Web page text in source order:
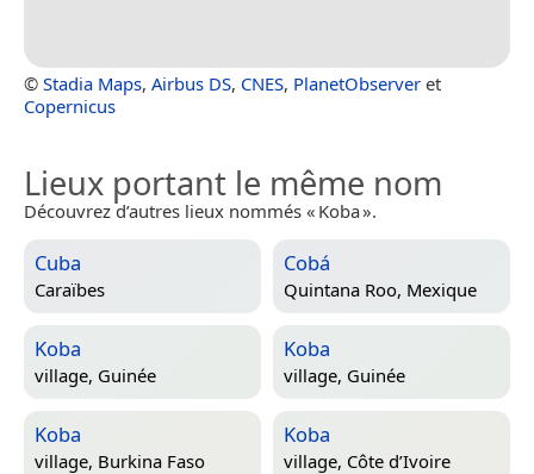
© Stadia Maps, Airbus DS, CNES, PlanetObserver et
Copernicus
Lieux portant le même nom
Découvrez d’autres lieux nommés « Koba ».
Cuba
Caraïbes
Cobá
Quintana Roo, Mexique
Koba
village, Guinée
Koba
village, Guinée
Koba
village, Burkina Faso
Koba
village, Côte d’Ivoire